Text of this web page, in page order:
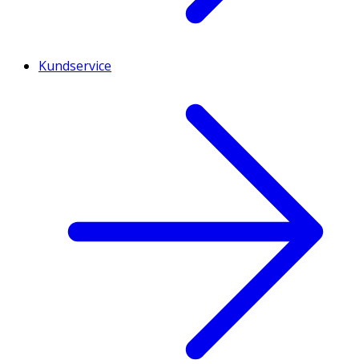
Kundservice